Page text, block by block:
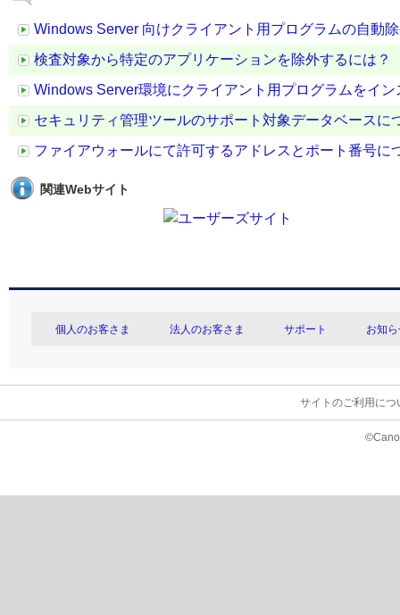
Windows Server 向けクライアント用プログラムの自動
検査対象から特定のアプリケーションを除外するには？
Windows Server環境にクライアント用プログラムをイ
セキュリティ管理ツールのサポート対象データベースに
ファイアウォールにて許可するアドレスとポート番号に
関連Webサイト
個人のお客さま 法人のお客さま サポート お知
サイトのご利用につ